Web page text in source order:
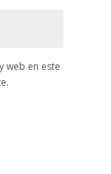
web en este